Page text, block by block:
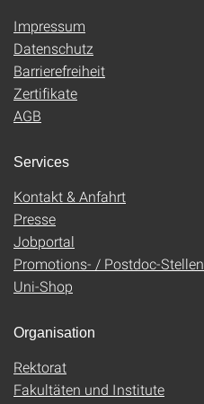
Impressum
Datenschutz
Barrierefreiheit
Zertifikate
AGB
Services
Kontakt & Anfahrt
Presse
Jobportal
Promotions- / Postdoc-Stellen
Uni-Shop
Organisation
Rektorat
Fakultäten und Institute